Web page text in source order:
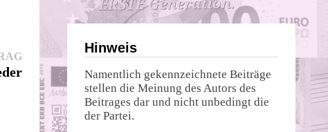
Nächster
Beitrag:
Hinweis
Namentlich gekennzeichnete Beiträge
stellen die Meinung des Autors des
Beitrages dar und nicht unbedingt die
der Partei.